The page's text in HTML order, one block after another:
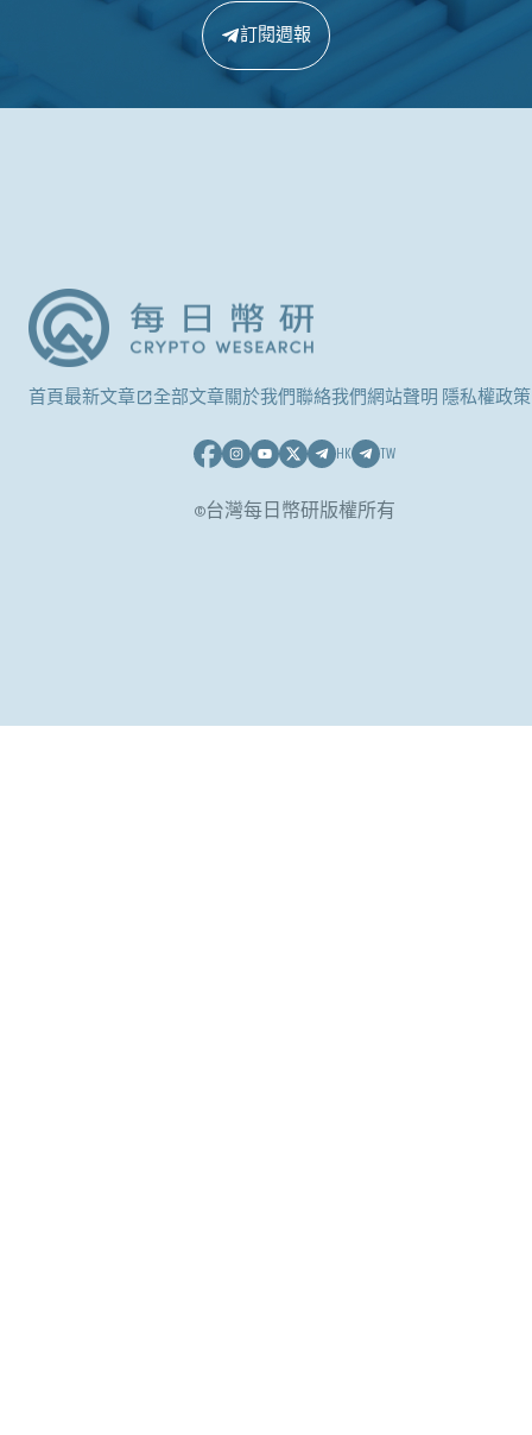
訂閱週報
首頁最新文章 全部文章關於我們聯絡我們網站聲明 隱私權政策
HK TW
©台灣每日幣研版權所有